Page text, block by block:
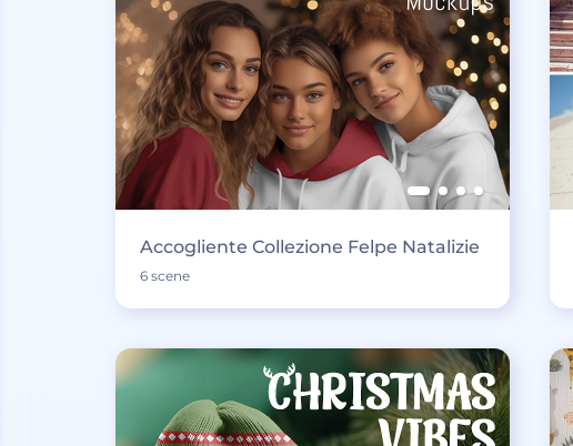
Accogliente Collezione Felpe Natalizie
6 scene